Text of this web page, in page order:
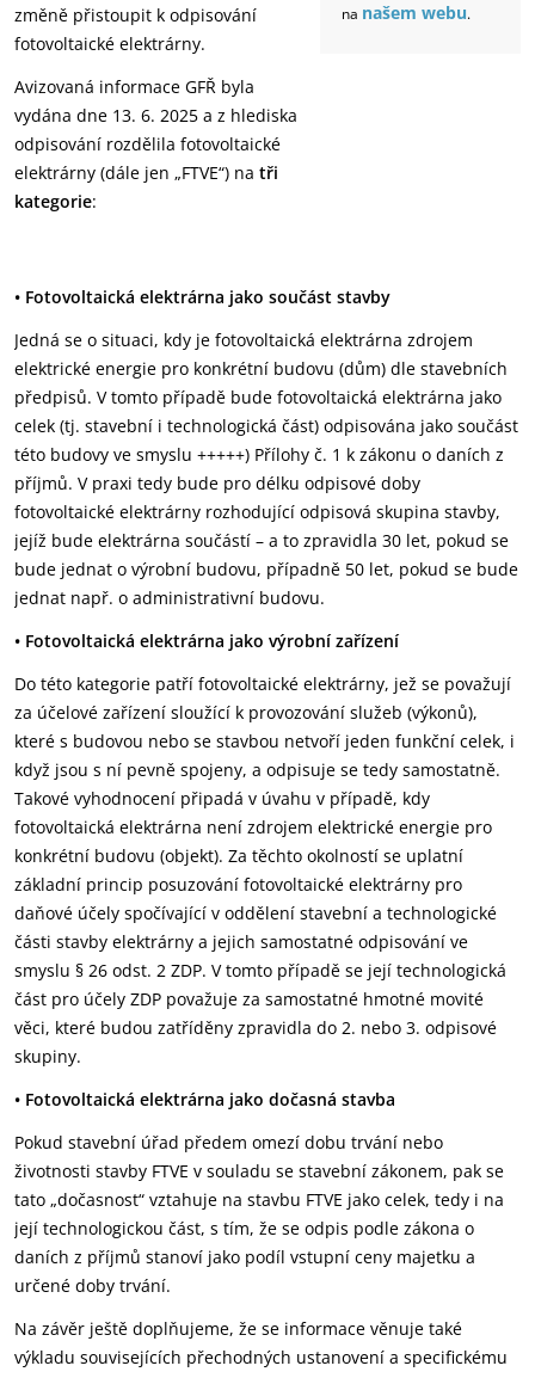
na našem webu.
změně přistoupit k odpisování
fotovoltaické elektrárny. ‎
Avizovaná informace GFŘ byla
vydána dne 13. 6. 2025 a z hlediska
odpisování rozdělila ‎fotovoltaické
elektrárny (dále jen „FTVE“) na tři
kategorie: ‎
• Fotovoltaická elektrárna jako součást stavby ‎
Jedná se o situaci, kdy je fotovoltaická elektrárna zdrojem
elektrické energie pro konkrétní ‎budovu (dům) dle stavebních
předpisů. V tomto případě bude fotovoltaická elektrárna jako
‎celek (tj. stavební i technologická část) odpisována jako součást
této budovy ve smyslu ‎‎+++++) Přílohy č. 1 k zákonu o daních z
příjmů. V praxi tedy bude pro délku odpisové doby
‎fotovoltaické elektrárny rozhodující odpisová skupina stavby,
jejíž bude elektrárna součástí – a ‎to zpravidla 30 let, pokud se
bude jednat o výrobní budovu, případně 50 let, pokud se bude
‎jednat např. o administrativní budovu. ‎
• Fotovoltaická elektrárna jako výrobní zařízení
Do této kategorie patří fotovoltaické elektrárny, jež se považují
za účelové zařízení sloužící k ‎provozování služeb (výkonů),
které s budovou nebo se stavbou netvoří jeden funkční celek, i
‎když jsou s ní pevně spojeny, a odpisuje se tedy samostatně.
Takové vyhodnocení připadá v ‎úvahu v případě, kdy
fotovoltaická elektrárna není zdrojem elektrické energie pro
konkrétní ‎budovu (objekt). Za těchto okolností se uplatní
základní princip posuzování fotovoltaické ‎elektrárny pro
daňové účely spočívající v oddělení stavební a technologické
části stavby ‎elektrárny a jejich samostatné odpisování ve
smyslu § 26 odst. 2 ZDP. V tomto případě se její ‎technologická
část pro účely ZDP považuje za samostatné hmotné movité
věci, které budou ‎zatříděny zpravidla do 2. nebo 3. odpisové
skupiny.‎
• Fotovoltaická elektrárna jako dočasná stavba ‎
Pokud stavební úřad předem omezí dobu trvání nebo
životnosti stavby FTVE v souladu se ‎stavební zákonem, pak se
tato „dočasnost“ vztahuje na stavbu FTVE jako celek, tedy i na
její ‎technologickou část, s tím, že se odpis podle zákona o
daních z příjmů stanoví jako podíl ‎vstupní ceny majetku a
určené doby trvání. ‎
Na závěr ještě doplňujeme, že se informace věnuje také
výkladu souvisejících přechodných ‎ustanovení a specifickému